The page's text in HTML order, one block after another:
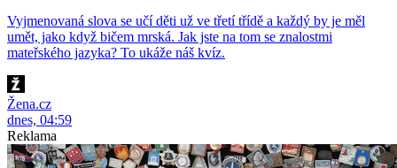
Vyjmenovaná slova se učí děti už ve třetí třídě a každý by je měl
umět, jako když bičem mrská. Jak jste na tom se znalostmi
mateřského jazyka? To ukáže náš kvíz.
Žena.cz
dnes, 04:59
Reklama